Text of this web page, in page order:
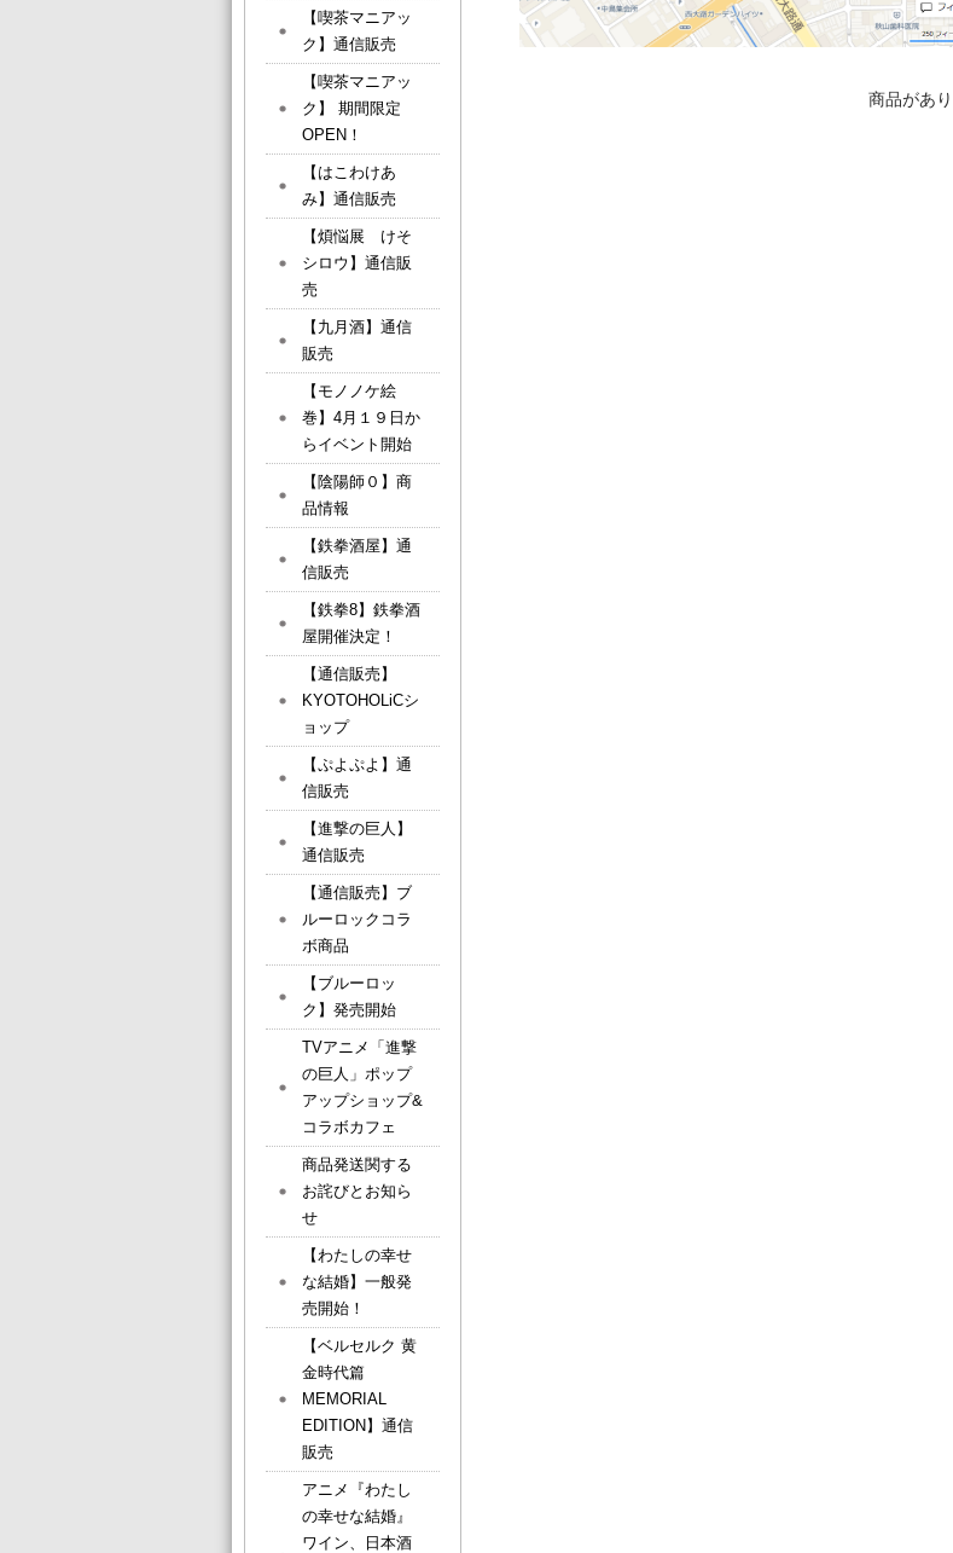
商品があり
【喫茶マニアッ
ク】通信販売
【喫茶マニアッ
ク】 期間限定
OPEN！
【はこわけあ
み】通信販売
【煩悩展 けそ
シロウ】通信販
売
【九月酒】通信
販売
【モノノケ絵
巻】4月１９日か
らイベント開始
【陰陽師０】商
品情報
【鉄拳酒屋】通
信販売
【鉄拳8】鉄拳酒
屋開催決定！
【通信販売】
KYOTOHOLiCシ
ョップ
【ぷよぷよ】通
信販売
【進撃の巨人】
通信販売
【通信販売】ブ
ルーロックコラ
ボ商品
【ブルーロッ
ク】発売開始
TVアニメ「進撃
の巨人」ポップ
アップショップ&
コラボカフェ
商品発送関する
お詫びとお知ら
せ
【わたしの幸せ
な結婚】一般発
売開始！
【ベルセルク 黄
金時代篇
MEMORIAL
EDITION】通信
販売
アニメ『わたし
の幸せな結婚』
ワイン、日本酒